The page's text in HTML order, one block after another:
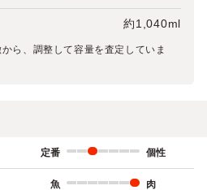
約1,040ml
ら、調整して容量を査定していま
定番 個性
魚 肉